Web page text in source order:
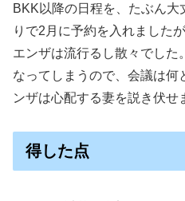
BKK以降の日程を、たぶん大
りで2月に予約を入れました
エンザは流行るし散々でした
なってしまうので、会議は何
ンザは心配する妻を説き伏せ
得した点